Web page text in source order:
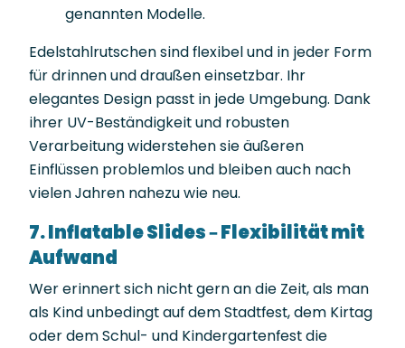
genannten Modelle.
Edelstahlrutschen sind flexibel und in jeder Form
für drinnen und draußen einsetzbar. Ihr
elegantes Design passt in jede Umgebung. Dank
ihrer UV-Beständigkeit und robusten
Verarbeitung widerstehen sie äußeren
Einflüssen problemlos und bleiben auch nach
vielen Jahren nahezu wie neu.
7. Inflatable Slides – Flexibilität mit
Aufwand
Wer erinnert sich nicht gern an die Zeit, als man
als Kind unbedingt auf dem Stadtfest, dem Kirtag
oder dem Schul- und Kindergartenfest die